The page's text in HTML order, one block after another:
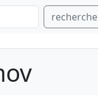
recherche